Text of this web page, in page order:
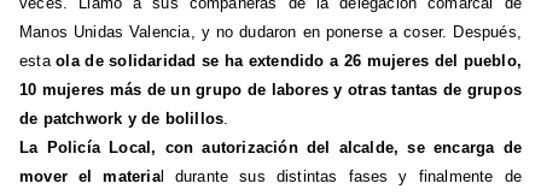
Manos Unidas Valencia, y no dudaron en ponerse a coser. Después,
estaola de solidaridad se ha extendido a 26 mujeres del pueblo,
10 mujeres más de un grupo de labores y otras tantas de grupos
de patchwork y de bolillos.
La Policía Local, con autorización del alcalde, se encarga de
mover el material durante sus distintas fases y finalmente de